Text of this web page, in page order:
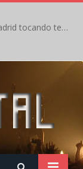
Concierto de Anette Olzon en Agosto en Madrid tocando temas de Nightwish